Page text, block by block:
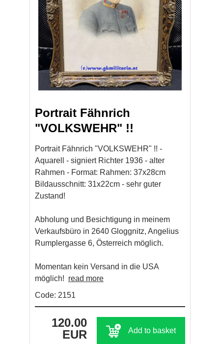
Portrait Fähnrich
"VOLKSWEHR" !!
Portrait Fähnrich "VOLKSWEHR" !! -
Aquarell - signiert Richter 1936 - alter
Rahmen - Format: Rahmen: 37x28cm
Bildausschnitt: 31x22cm - sehr guter
Zustand!
Abholung und Besichtigung in meinem
Verkaufsbüro in 2640 Gloggnitz, Angelius
Rumplergasse 6, Österreich möglich.
Momentan kein Versand in die USA
möglich! read more
Code: 2151
120.00
EUR
Add to basket